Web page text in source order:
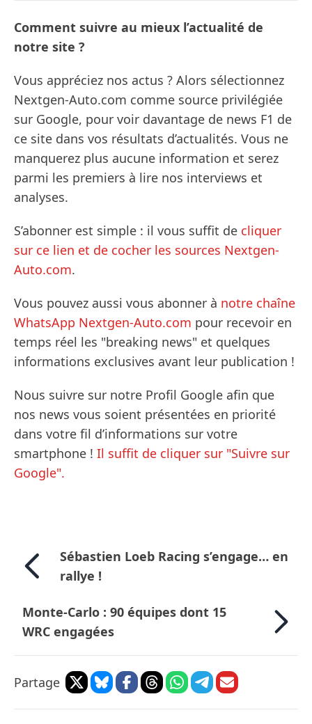
Comment suivre au mieux l’actualité de
notre site ?
Vous appréciez nos actus ? Alors sélectionnez
Nextgen-Auto.com comme source privilégiée
sur Google, pour voir davantage de news F1 de
ce site dans vos résultats d’actualités. Vous ne
manquerez plus aucune information et serez
parmi les premiers à lire nos interviews et
analyses.
S’abonner est simple : il vous suffit de cliquer
sur ce lien et de cocher les sources Nextgen-
Auto.com.
Vous pouvez aussi vous abonner à notre chaîne
WhatsApp Nextgen-Auto.com pour recevoir en
temps réel les "breaking news" et quelques
informations exclusives avant leur publication !
Nous suivre sur notre Profil Google afin que
nos news vous soient présentées en priorité
dans votre fil d’informations sur votre
smartphone ! Il suffit de cliquer sur "Suivre sur
Google".
Sébastien Loeb Racing s’engage… en
rallye !
Monte-Carlo : 90 équipes dont 15
WRC engagées
Partage